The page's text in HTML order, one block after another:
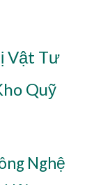
Vật Tư
Quỹ
Nghệ